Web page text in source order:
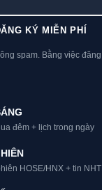
KÝ MIỄN PHÍ
spam. Bằng việc
đêm + lịch trong ngày
HOSE/HNX + tin